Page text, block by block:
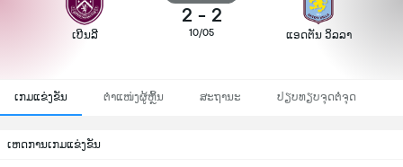
ເບີນລີ
2 - 2
10/05 ແອດຕັນ ວິລລາ
ເກມແຂ່ງຂັນ ຕຳແໜ່ງຜູ້ຫຼິ້ນ ສະຖານະ ປຽບທຽບຈຸດຕໍ່ຈຸດ
ເຫດການເກມແຂ່ງຂັນ